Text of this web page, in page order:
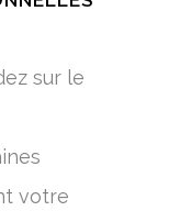
sur le
votre